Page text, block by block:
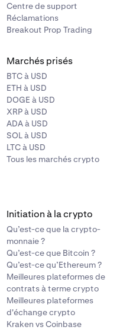
Centre de support
Réclamations
Breakout Prop Trading
Marchés prisés
BTC à USD
ETH à USD
DOGE à USD
XRP à USD
ADA à USD
SOL à USD
LTC à USD
Tous les marchés crypto
Initiation à la crypto
Qu’est-ce que la crypto-
monnaie ?
Qu’est-ce que Bitcoin ?
Qu’est-ce qu’Ethereum ?
Meilleures plateformes de
contrats à terme crypto
Meilleures plateformes
d'échange crypto
Kraken vs Coinbase